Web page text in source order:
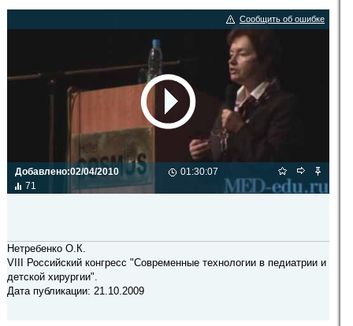
Сообщить об ошибке
Добавлено:02/04/2010
71
01:30:07
Нетребенко О.К.
VIII Российский конгресс "Современные технологии в педиатрии и
детской хирургии".
Дата публикации: 21.10.2009